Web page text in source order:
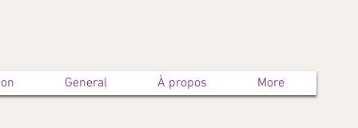
General À propos More